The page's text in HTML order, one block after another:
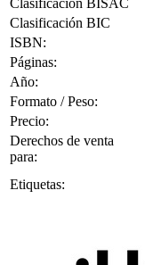
Clasificación BISAC
Clasificación BIC
ISBN:
Páginas:
Año:
Formato / Peso:
Precio:
Derechos de venta
para:
Etiquetas: